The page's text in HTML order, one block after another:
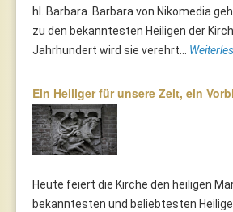
hl. Barbara. Barbara von Nikomedia
zu den bekanntesten Heiligen der
Jahrhundert wird sie verehrt...
Ein Heiliger für unsere Zeit, ein
Heute feiert die Kirche den heiligen
bekanntesten und beliebtesten